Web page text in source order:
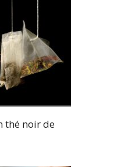
thé noir de